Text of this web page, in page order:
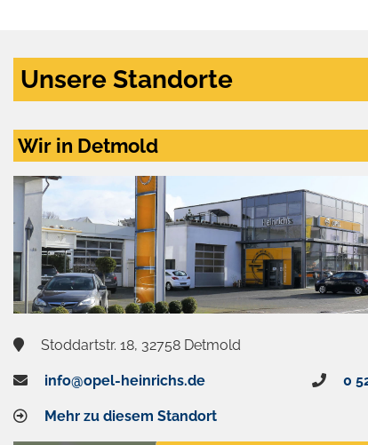
Unsere Standorte
Wir in Detmold
Stoddartstr. 18, 32758 Detmold
info@opel-heinrichs.de 0
Mehr zu diesem Standort